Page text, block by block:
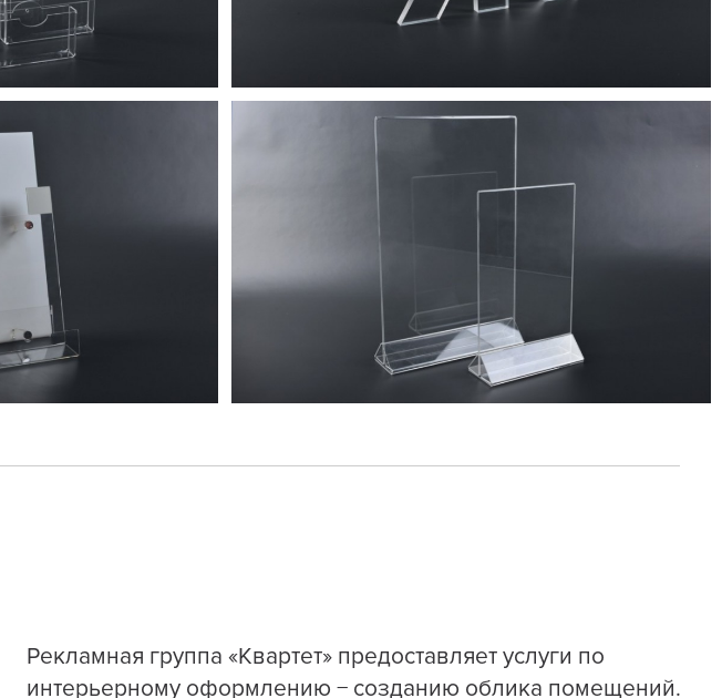
Рекламная группа «Квартет» предоставляет услуги по
интерьерному оформлению − созданию облика помещений.